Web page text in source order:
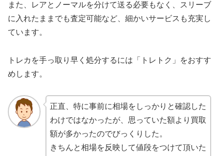
また、レアとノーマルを分けて送る必要もなく、スリーブ
に入れたままでも査定可能など、細かいサービスも充実し
ています。
トレカを手っ取り早く処分するには「トレトク」をおすす
めします。
正直、特に事前に相場をしっかりと確認した
わけではなかったが、思っていた額より買取
額が多かったのでびっくりした。
きちんと相場を反映して値段をつけて頂いた